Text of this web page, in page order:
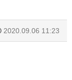
2020.09.06 11:23